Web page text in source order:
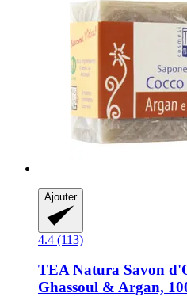
Ajouter
4.4 (113)
TEA Natura Savon
Ghassoul & Argan,